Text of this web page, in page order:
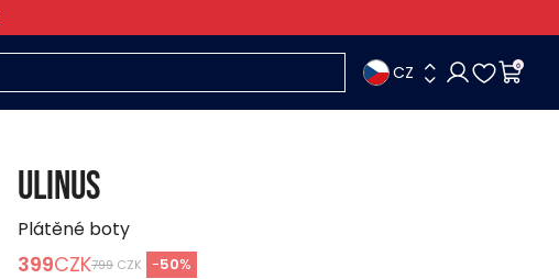
CZ 0
ULINUS
Plátěné boty
399CZK799 CZK -50%